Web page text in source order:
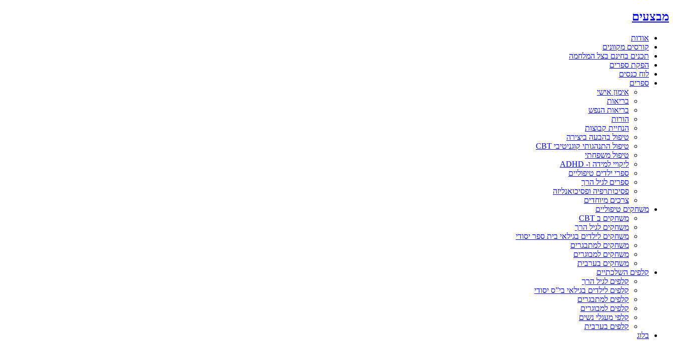
מבצעים
אודות
קורסים מקוונים
תכנים בחינם בצל המלחמה
הפקת ספרים
לוח כנסים
ספרים
אימון אישי
בריאות
בריאות הנפש
הורות
הנחיית קבוצות
טיפול בהבעה ביצירה
טיפול התנהגותי קוגניטיבי CBT
טיפול משפחתי
ליקויי למידה ו- ADHD
ספרי ילדים טיפוליים
ספרים לגיל הרך
פסיכותרפיה ופסיכואנליזה
צרכים מיוחדים
משחקים טיפוליים
משחקים ב CBT
משחקים לגיל הרך
משחקים לילדים בגילאי בית ספר יסודי
משחקים למתבגרים
משחקים למבוגרים
משחקים בערבית
קלפים השלכתיים
קלפים לגיל הרך
קלפים לילדים בגילאי בי”ס יסודי
קלפים למתבגרים
קלפים למבוגרים
קלפי מעגלי נשים
קלפים בערבית
בלוג